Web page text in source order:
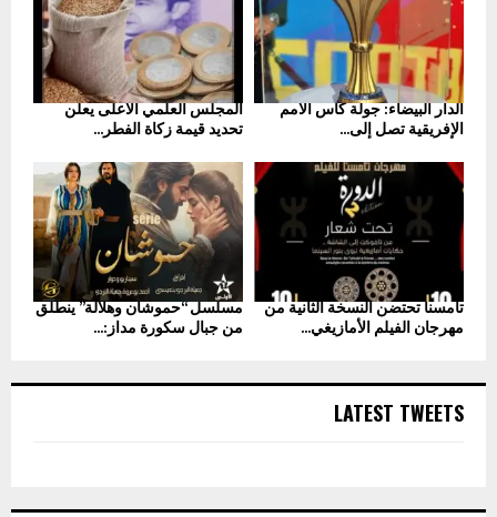
المجلس العلمي الأعلى يعلن
تحديد قيمة زكاة الفطر...
الدار البيضاء: جولة كأس الأمم
الإفريقية تصل إلى...
مسلسل “حموشان وهلالة” ينطلق
من جبال سكورة مداز:...
تامسنا تحتضن النسخة الثانية من
مهرجان الفيلم الأمازيغي...
LATEST TWEETS